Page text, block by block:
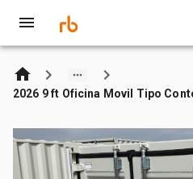
2026 9 ft Oficina Movil Tipo